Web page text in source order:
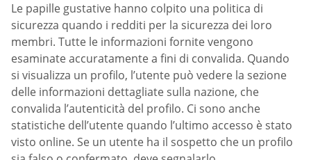
Le papille gustative hanno colpito una politica di
sicurezza quando i redditi per la sicurezza dei loro
membri. Tutte le informazioni fornite vengono
esaminate accuratamente a fini di convalida. Quando
si visualizza un profilo, l’utente può vedere la sezione
delle informazioni dettagliate sulla nazione, che
convalida l’autenticità del profilo. Ci sono anche
statistiche dell’utente quando l’ultimo accesso è stato
visto online. Se un utente ha il sospetto che un profilo